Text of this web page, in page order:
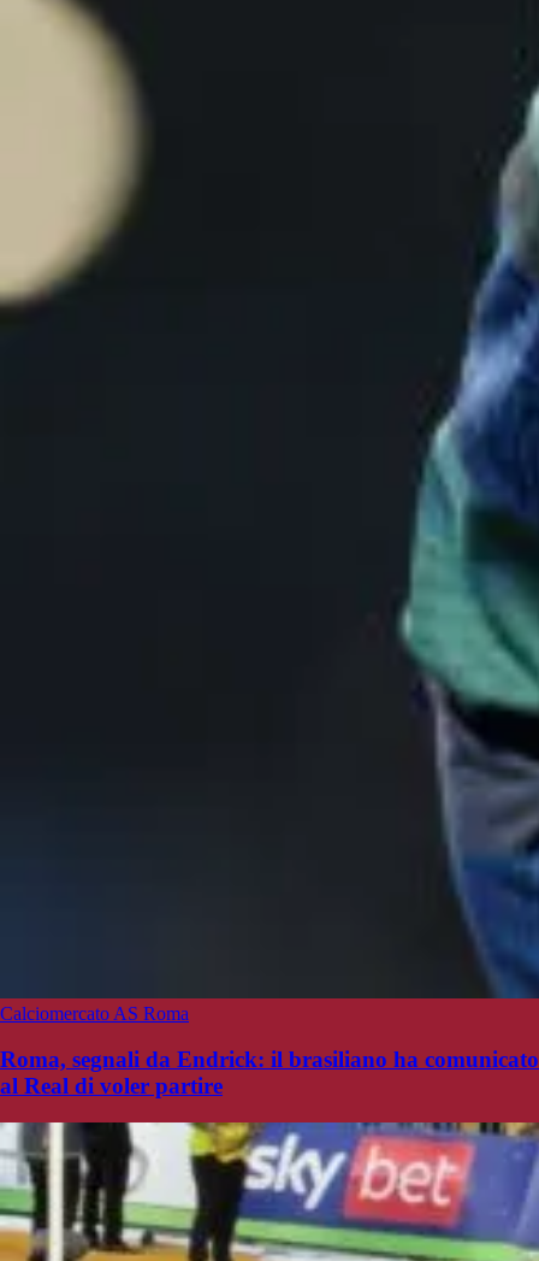
Calciomercato AS Roma
Roma, segnali da Endrick: il brasiliano ha comunicato
al Real di voler partire